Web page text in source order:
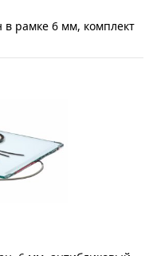
в рамке 6 мм, комплект